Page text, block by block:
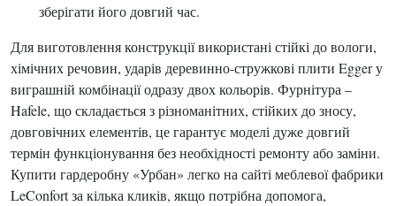
зберігати його довгий час.
Для виготовлення конструкції використані стійкі до вологи,
хімічних речовин, ударів деревинно-стружкові плити Egger у
виграшній комбінації одразу двох кольорів. Фурнітура –
Hafele, що складається з різноманітних, стійких до зносу,
довговічних елементів, це гарантує моделі дуже довгий
термін функціонування без необхідності ремонту або заміни.
Купити гардеробну «Урбан» легко на сайті меблевої фабрики
LeConfort за кілька кликів, якщо потрібна допомога,